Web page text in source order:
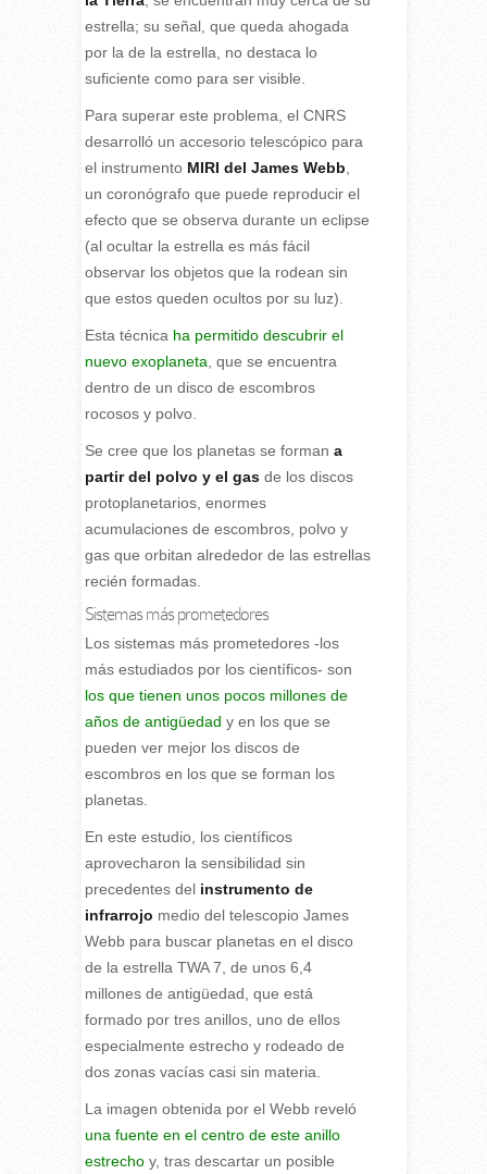
estrella; su señal, que queda ahogada
por la de la estrella, no destaca lo
suficiente como para ser visible.
Para superar este problema, el CNRS
desarrolló un accesorio telescópico para
el instrumento MIRI del James Webb,
un coronógrafo que puede reproducir el
efecto que se observa durante un eclipse
(al ocultar la estrella es más fácil
observar los objetos que la rodean sin
que estos queden ocultos por su luz).
Esta técnica ha permitido descubrir el
nuevo exoplaneta, que se encuentra
dentro de un disco de escombros
rocosos y polvo.
Se cree que los planetas se forman a
partir del polvo y el gasde los discos
protoplanetarios, enormes
acumulaciones de escombros, polvo y
gas que orbitan alrededor de las estrellas
recién formadas.
Sistemas más prometedores
Los sistemas más prometedores -los
más estudiados por los científicos- son
los que tienen unos pocos millones de
años de antigüedad y en los que se
pueden ver mejor los discos de
escombros en los que se forman los
planetas.
En este estudio, los científicos
aprovecharon la sensibilidad sin
precedentes delinstrumento de
infrarrojo medio del telescopio James
Webb para buscar planetas en el disco
de la estrella TWA 7, de unos 6,4
millones de antigüedad, que está
formado por tres anillos, uno de ellos
especialmente estrecho y rodeado de
dos zonas vacías casi sin materia.
La imagen obtenida por el Webb reveló
una fuente en el centro de este anillo
estrechoy, tras descartar un posible